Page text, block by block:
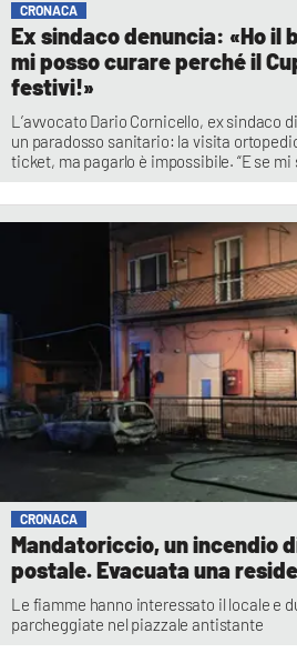
CRONACA
Ex sindaco denuncia: «Ho il
mi posso curare perché il
festivi!»
L’avvocato Dario Cornicello, ex sindaco
un paradosso sanitario: la visita
ticket, ma pagarlo è impossibile. “E se mi
CRONACA
Mandatoriccio, un incendio
postale. Evacuata una
Le fiamme hanno interessato il locale e
parcheggiate nel piazzale antistante